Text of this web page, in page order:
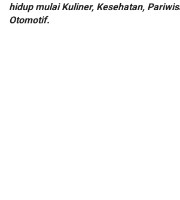
hidup mulai Kuliner, Kesehatan,
Otomotif.